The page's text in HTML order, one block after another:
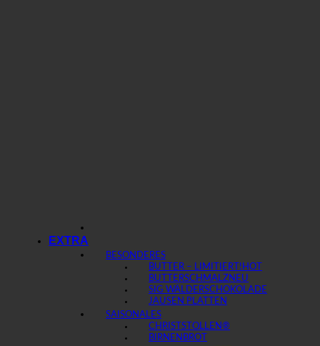
EXTRA
BESONDERES
BUTTER – LIMITIERT!
BUTTERSCHMALZ
SIG WÄLDERSCHOKOLADE
JAUSEN PLATTEN
SAISONALES
CHRISTSTOLLEN®
BIRNENBROT